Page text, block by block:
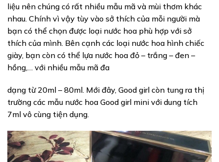
liệu nên chúng có rất nhiều mẫu mã và mùi thơm khác
nhau. Chính vì vậy tùy vào sở thích của mỗi người mà
bạn có thể chọn được loại nước hoa phù hợp với sở
thích của mình. Bên cạnh các loại nước hoa hình chiếc
giày, bạn còn có thể lựa nước hoa đỏ – trắng – đen –
hồng,… với nhiều mẫu mã đa
dạng từ 20ml – 80ml. Mới đây, Good girl còn tung ra thị
trường các mẫu nước hoa Good girl mini với dung tích
7ml vô cùng tiện dụng.